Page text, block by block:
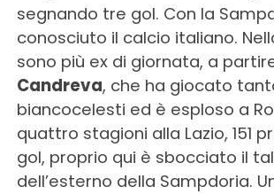
segnando tre gol. Con la
conosciuto il calcio italiano.
sono più ex di giornata, a
Candreva, che ha giocato
biancocelesti ed è esploso a
quattro stagioni alla Lazio, 151
gol, proprio qui è sbocciato il
dell’esterno della Sampdoria.